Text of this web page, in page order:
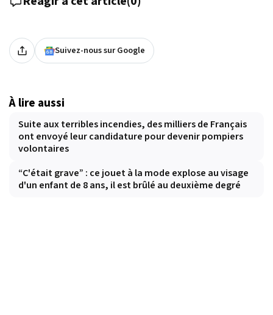
Suivez-nous sur Google
À lire aussi
Suite aux terribles incendies, des milliers de Français
ont envoyé leur candidature pour devenir pompiers
volontaires
“C'était grave” : ce jouet à la mode explose au visage
d'un enfant de 8 ans, il est brûlé au deuxième degré